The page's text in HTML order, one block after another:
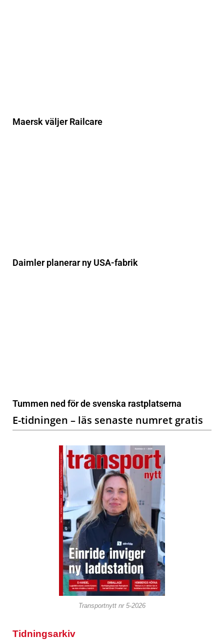
Maersk väljer Railcare
Daimler planerar ny USA-fabrik
Tummen ned för de svenska rastplatserna
E-tidningen – läs senaste numret gratis
Transportnytt nr 5-2026
Tidningsarkiv